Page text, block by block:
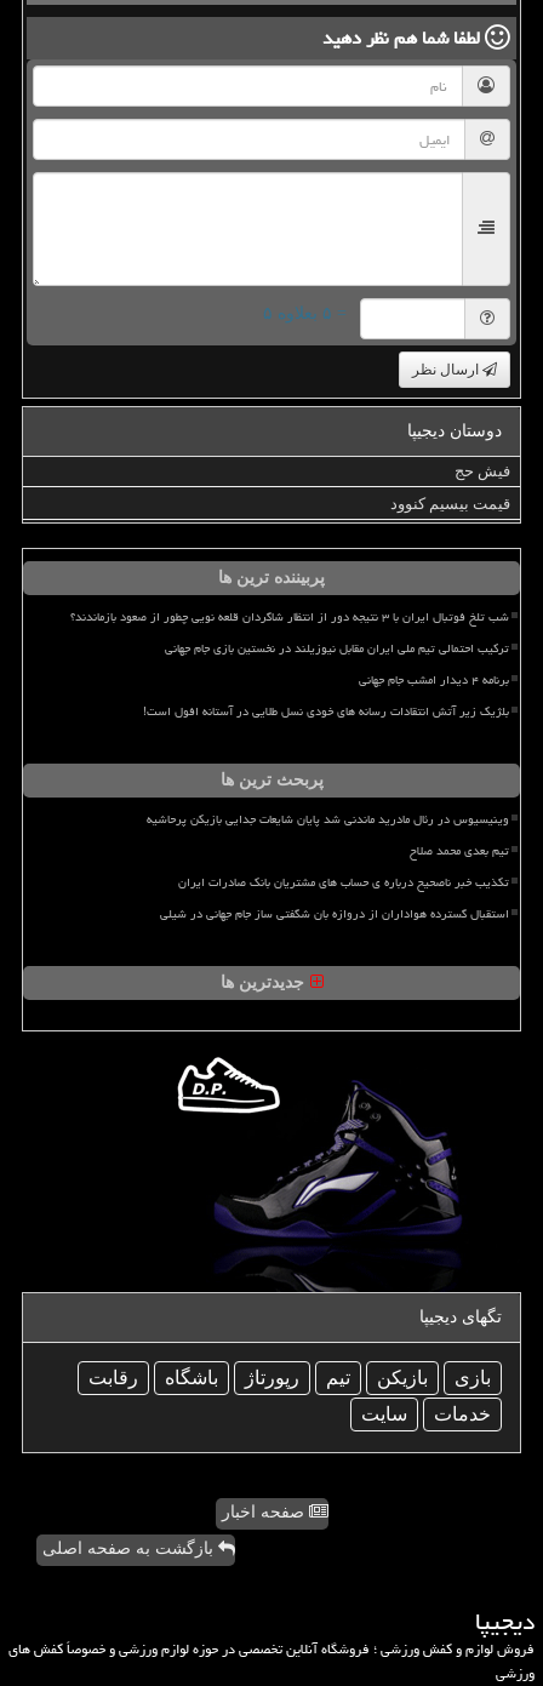
لطفا شما همنظر دهید
= ۵ بعلاوه ۵
ارسال نظر
دوستان دیجیپا
فیش حج
قیمت بیسیم کنوود
پربیننده ترین ها
شب تلخ فوتبال ایران با ۳ نتیجه دور از انتظار شاگردان قلعه نویی چطور از صعود بازماندند؟
ترکیب احتمالی تیم ملی ایران مقابل نیوزیلند در نخستین بازی جام جهانی
برنامه ۴ دیدار امشب جام جهانی
بلژیک زیر آتش انتقادات رسانه های خودی نسل طلایی در آستانه افول است!
پربحث ترین ها
وینیسیوس در رئال مادرید ماندنی شد پایان شایعات جدایی بازیکن پرحاشیه
تیم بعدی محمد صلاح
تکذیب خبر ناصحیح درباره ی حساب های مشتریان بانک صادرات ایران
استقبال گسترده هواداران از دروازه بان شگفتی ساز جام جهانی در شیلی
جدیدترین ها
تگهای دیجیپا
بازی بازیكن تیم رپورتاژ باشگاه
رقابت
خدمات
سایت
صفحه اخبار
بازگشت به صفحه اصلی
دیجیپا
فروش لوازم و کفش ورزشی ؛ فروشگاه آنلاین تخصصی در حوزه لوازم ورزشی و خصوصاً کفش های
ورزشی